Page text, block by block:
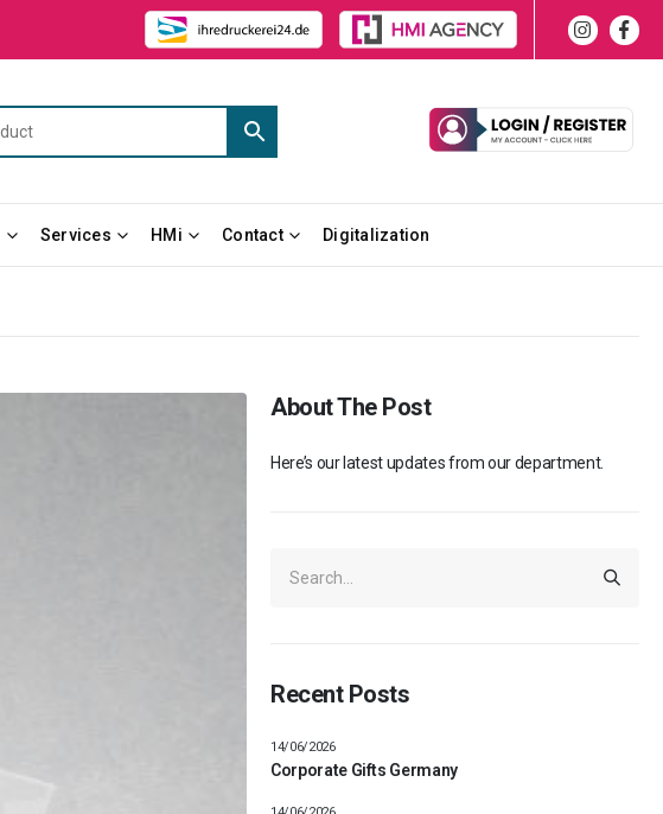
Services HMi Contact Digitalization
About The Post
Here’s our latest updates from our department.
Recent Posts
Corporate Gifts Germany
14/06/2026